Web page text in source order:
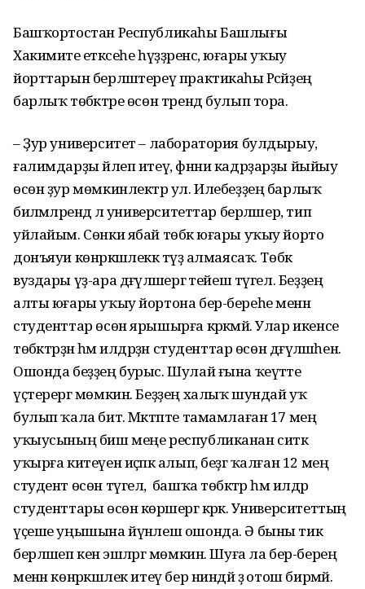
Башҡортостан Республикаһы Башлығы
Хакимиәте етәксеһе һүҙҙәренсә, юғары уҡыу
йорттарын берләштереү практикаһы Рәсәйҙең
барлыҡ төбәктәре өсөн тренд булып тора.
– Ҙур университет – лаборатория булдырыу,
ғалимдарҙы йәлеп итеү, фәнни кадрҙарҙы йыйыу
өсөн ҙур мөмкинлектәр ул. Илебеҙҙең барлыҡ
биләмәләрендә лә университеттар берләшер, тип
уйлайым. Сөнки ябай төбәк юғары уҡыу йорто
донъяуи көнәркәшлеккә түҙә алмаясаҡ. Төбәк
вуздары үҙ-ара дәғүәләшергә тейеш түгел. Беҙҙең
алты юғары уҡыу йортона бер-береһе менән
студенттар өсөн ярышырға кәрәкмәй. Улар икенсе
төбәктәрҙән һәм илдәрҙән студенттар өсөн дәғүәләшһен.
Ошонда беҙҙең бурыс. Шулай ғына ҡеүәтте
үҫтерергә мөмкин. Беҙҙең халыҡ шундай уҡ
булып ҡала бит. Мәктәпте тамамлаған 17 мең
уҡыусының биш меңе республиканан ситкә
уҡырға китеүен иҫәпкә алып, беҙгә ҡалған 12 мең
студент өсөн түгел, ә башҡа төбәктәр һәм илдәр
студенттары өсөн көрәшергә кәрәк. Университеттың
үҫеше уңышына йүнәлеш ошонда. Ә быны тик
берләшеп кенә эшләргә мөмкин. Шуға ла бер-берең
менән көнәркәшлек итеү бер ниндәй ҙә отош бирмәй.